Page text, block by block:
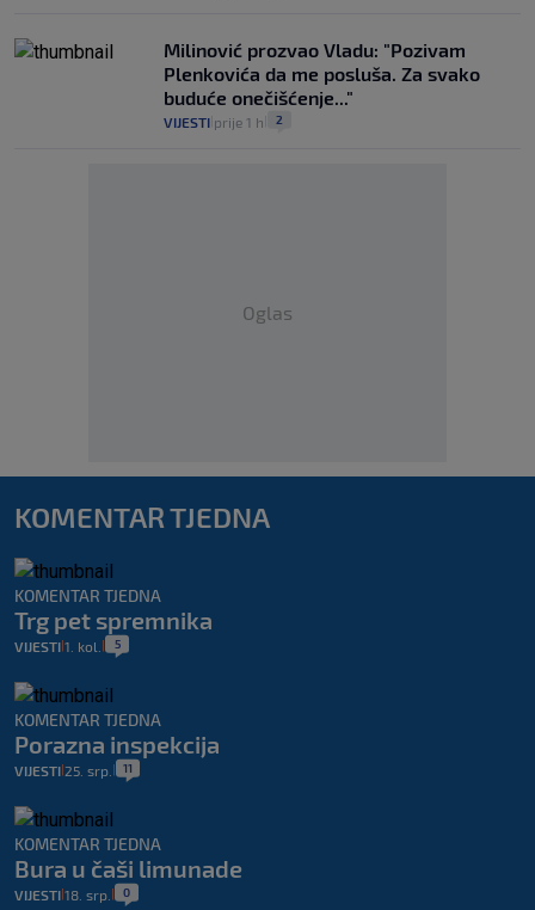
Milinović prozvao Vladu: "Pozivam
Plenkovića da me posluša. Za svako
buduće onečišćenje..."
VIJESTI prije 1 h 2
Oglas
KOMENTAR TJEDNA
KOMENTAR TJEDNA
Trg pet spremnika
VIJESTI 1. kol. 5
KOMENTAR TJEDNA
Porazna inspekcija
VIJESTI 25. srp. 11
KOMENTAR TJEDNA
Bura u čaši limunade
VIJESTI 18. srp. 0